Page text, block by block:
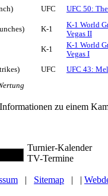
UFC
UFC 50:
K-1
K-1 World
Vegas II
K-1
K-1 World
Vegas I
UFC
UFC 43:
zu einem
Turnier-Kalender
TV-Termine
| Sitemap | |